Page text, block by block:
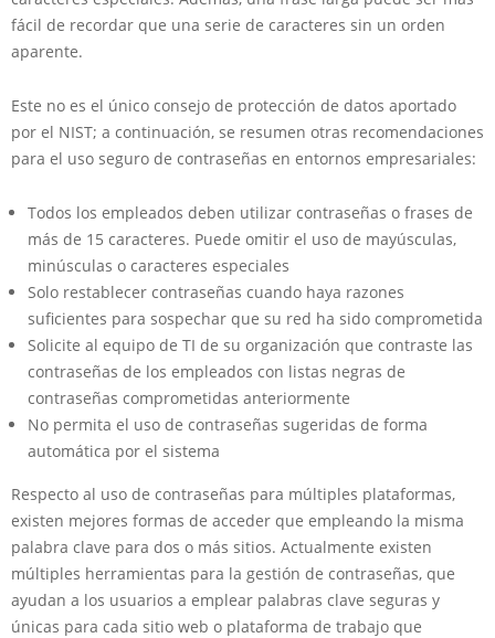
fácil de recordar que una serie de caracteres sin un orden
aparente.
Este no es el único consejo de protección de datos aportado
por el NIST; a continuación, se resumen otras recomendaciones
para el uso seguro de contraseñas en entornos empresariales:
Todos los empleados deben utilizar contraseñas o frases de
más de 15 caracteres. Puede omitir el uso de mayúsculas,
minúsculas o caracteres especiales
Solo restablecer contraseñas cuando haya razones
suficientes para sospechar que su red ha sido comprometida
Solicite al equipo de TI de su organización que contraste las
contraseñas de los empleados con listas negras de
contraseñas comprometidas anteriormente
No permita el uso de contraseñas sugeridas de forma
automática por el sistema
Respecto al uso de contraseñas para múltiples plataformas,
existen mejores formas de acceder que empleando la misma
palabra clave para dos o más sitios. Actualmente existen
múltiples herramientas para la gestión de contraseñas, que
ayudan a los usuarios a emplear palabras clave seguras y
únicas para cada sitio web o plataforma de trabajo que